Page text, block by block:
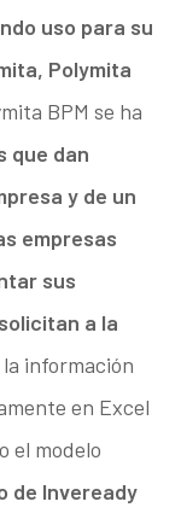
uso para su
Polymita
BPM se ha
que dan
y de un
empresas
sus
a la
información
en Excel
el modelo
de Inveready